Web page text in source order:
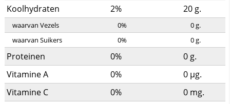
Koolhydraten
2% 20g.
waarvan Vezels 0% 0g.
waarvan Suikers
0% 0g.
Proteinen 0% 0g.
Vitamine A
0% 0 µg.
Vitamine C
0% 0 mg.